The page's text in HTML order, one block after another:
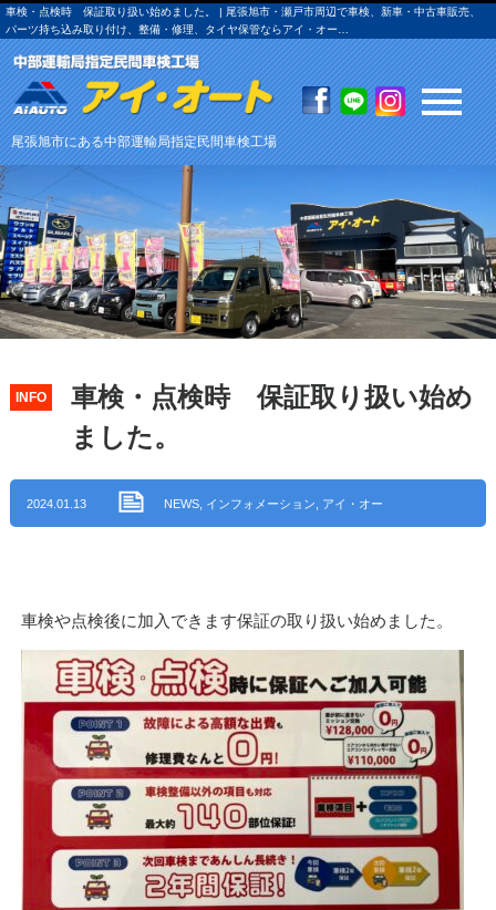
車検・点検時 保証取り扱い始めました。 | 尾張旭市・瀬戸市周辺で車検、新車・中古車販売、
パーツ持ち込み取り付け、整備・修理、タイヤ保管ならアイ・オー…
尾張旭市にある中部運輸局指定民間車検工場
車検・点検時 保証取り扱い始め
ました。
INFO
2024.01.13 NEWS, インフォメーション アイ・オー
車検や点検後に加入できます保証の取り扱い始めました。